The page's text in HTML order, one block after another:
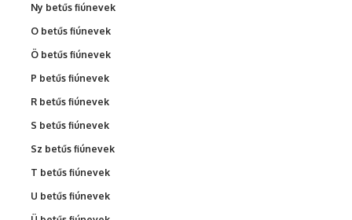
Ny betűs fiúnevek
O betűs fiúnevek
Ö betűs fiúnevek
P betűs fiúnevek
R betűs fiúnevek
S betűs fiúnevek
Sz betűs fiúnevek
T betűs fiúnevek
U betűs fiúnevek